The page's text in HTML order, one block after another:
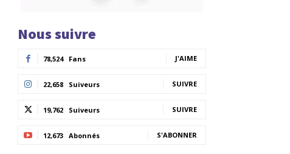
Nous suivre
78,524 Fans J'AIME
22,658 Suiveurs SUIVRE
19,762 Suiveurs SUIVRE
12,673 Abonnés S'ABONNER